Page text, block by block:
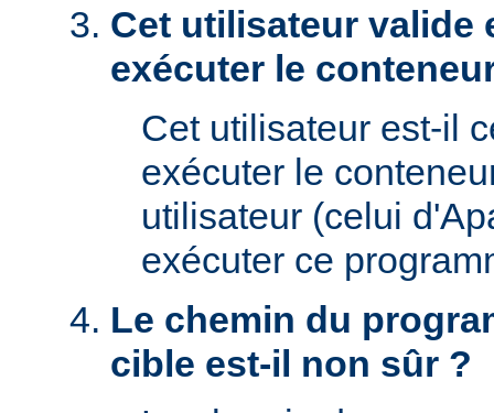
Cet utilisateur valide
exécuter le
Cet utilisateur est-il
exécuter le
utilisateur (celui
exécuter ce
Le chemin du
cible est-il non sûr ?